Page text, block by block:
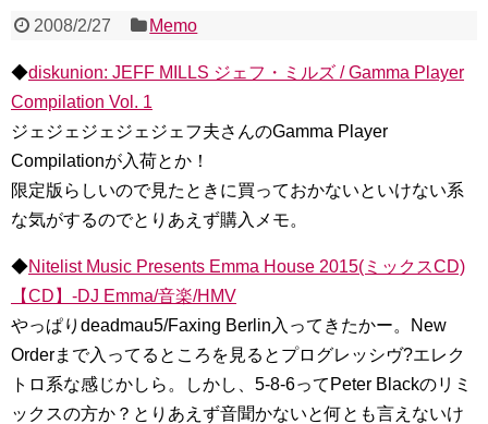
2008/2/27 Memo
◆diskunion: JEFF MILLS ジェフ・ミルズ / Gamma Player
Compilation Vol. 1
ジェジェジェジェジェフ夫さんのGamma Player
Compilationが入荷とか！
限定版らしいので見たときに買っておかないといけない系
な気がするのでとりあえず購入メモ。
◆Nitelist Music Presents Emma House 2015(ミックスCD)
【CD】-DJ Emma/音楽/HMV
やっぱりdeadmau5/Faxing Berlin入ってきたかー。New
Orderまで入ってるところを見るとプログレッシヴ?エレク
トロ系な感じかしら。しかし、5-8-6ってPeter Blackのリミ
ックスの方か？とりあえず音聞かないと何とも言えないけ